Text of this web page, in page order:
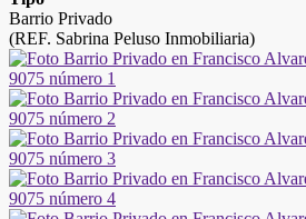
Barrio Privado
(REF. Sabrina Peluso Inmobiliaria)